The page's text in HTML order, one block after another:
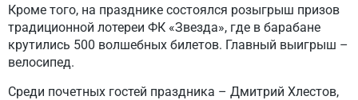
Кроме того, на празднике состоялся розыгрыш призов
традиционной лотереи ФК «Звезда», где в барабане
крутились 500 волшебных билетов. Главный выигрыш –
велосипед.
Среди почетных гостей праздника – Дмитрий Хлестов,